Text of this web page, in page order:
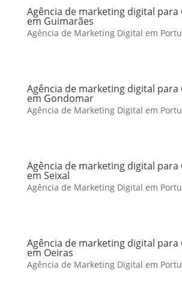
Agência de marketing digital para
em Guimarães
Agência de Marketing Digital em
Agência de marketing digital para
em Gondomar
Agência de Marketing Digital em
Agência de marketing digital para
em Seixal
Agência de Marketing Digital em
Agência de marketing digital para
em Oeiras
Agência de Marketing Digital em